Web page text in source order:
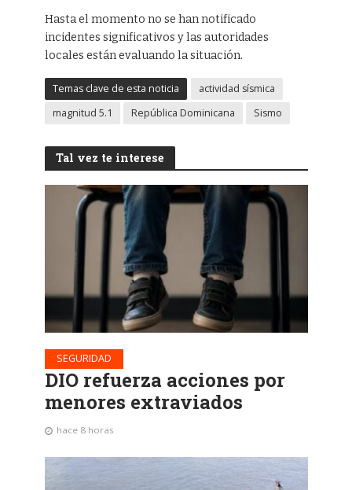
Hasta el momento no se han notificado
incidentes significativos y las autoridades
locales están evaluando la situación.
Temas clave de esta noticia
actividad sísmica
magnitud 5.1
República Dominicana Sismo
Tal vez te interese
SEGURIDAD
DIO refuerza acciones por
menores extraviados
hace 8 horas